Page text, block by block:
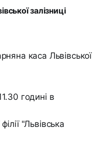
залізниці
каса Львівської
годині в
"Львівська